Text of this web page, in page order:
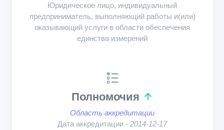
Юридическое лицо, индивидуальный
предприниматель, выполняющий работы и(или)
оказывающий услуги в области обеспечения
единства измерений
Полномочия
Область аккредитации
Дата аккредитации - 2014-12-17